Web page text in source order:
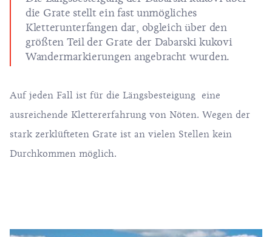
die Grate stellt ein fast unmögliches
Kletterunterfangen dar, obgleich über den
größten Teil der Grate der Dabarski kukovi
Wandermarkierungen angebracht wurden.
Auf jeden Fall ist für die Längsbesteigung eine
ausreichende Klettererfahrung von Nöten. Wegen der
stark zerklüfteten Grate ist an vielen Stellen kein
Durchkommen möglich.